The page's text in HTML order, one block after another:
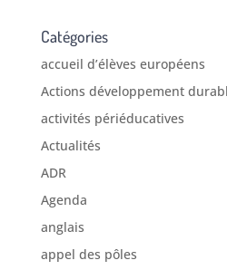
Catégories
accueil d’élèves européens
Actions développement
activités périéducatives
Actualités
ADR
Agenda
anglais
appel des pôles